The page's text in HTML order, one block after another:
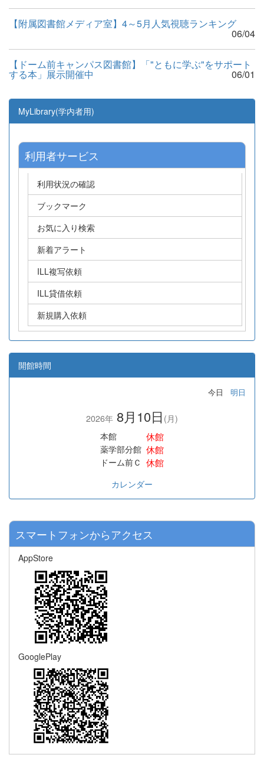
【附属図書館メディア室】4～5月人気視聴ランキング
06/04
【ドーム前キャンパス図書館】「"ともに学ぶ"をサポート
する本」展示開催中 06/01
MyLibrary(学内者用)
利用者サービス
利用状況の確認
ブックマーク
お気に入り検索
新着アラート
ILL複写依頼
ILL貸借依頼
新規購入依頼
開館時間
今日 明日
2026年 8月10日 (月)
本館
休館
薬学部分館 休館
ドーム前Ｃ 休館
カレンダー
スマートフォンからアクセス
AppStore
GooglePlay